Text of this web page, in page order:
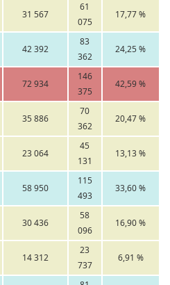
31 567
61
075
17,77 %
42 392
83
362
24,25 %
72 934
146
375
42,59 %
35 886
70
362
20,47 %
23 064
45
131
13,13 %
58 950
115
493
33,60 %
30 436
58
096
16,90 %
14 312
23
737
6,91 %